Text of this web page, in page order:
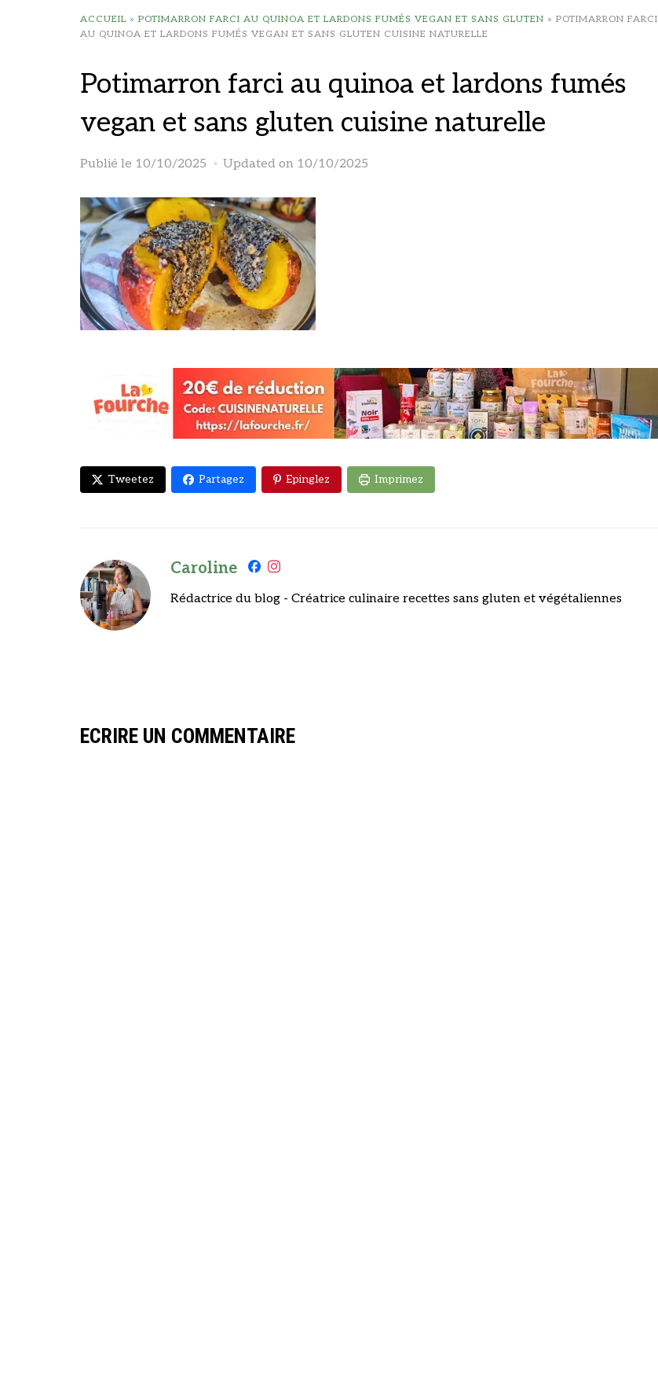
ACCUEIL » POTIMARRON FARCI AU QUINOA ET LARDONS FUMÉS VEGAN ET SANS GLUTEN » POTIMARRON FARCI
AU QUINOA ET LARDONS FUMÉS VEGAN ET SANS GLUTEN CUISINE NATURELLE
Potimarron farci au quinoa et lardons fumés
vegan et sans gluten cuisine naturelle
Publié le 10/10/2025 Updated on 10/10/2025
Tweetez Partagez Epinglez Imprimez
Caroline
Rédactrice du blog - Créatrice culinaire recettes sans gluten et végétaliennes
ECRIRE UN COMMENTAIRE